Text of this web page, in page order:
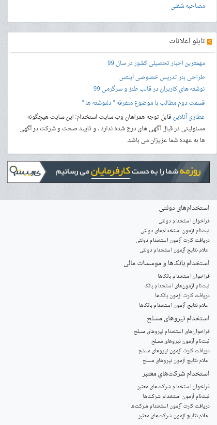
مصاحبه شغلی
» تابلو اعلانات
مهمترین اخبار تحصیلی کشور در سال 99
طراحی بنرتدریس خصوصی آیلتس
نوشته های کاربران در قالب طنز و سرگرمی 99
قسمت دوم مطالب با موضوع متفرقه " دلنوشته ها "
عطاری آنلاینقابل توجه همراهان وب سایت استخدام: این سایت هیچگونه
مسئولیتی در قبال آگهی های درج شده ندارد ، و تایید صحت و شرکت در آگهی
ها به عهده شما عزیزان می باشد.
استخدام‌های دولتی
فراخوان استخدام دولتی
ثبت‌نام آزمون‌ استخدام‌های دولتی
دریافت کارت آزمون استخدام دولتی
اعلام نتایج آزمون استخدام دولتی
استخدام‌ بانک‌ها و موسسات مالی
فراخوان استخدام بانک‌ها
‌ثبت‌نام آزمون‌های استخدام بانک
دریافت کارت آزمون بانک‌ها
اعلام نتایج آزمون استخدام بانک‌ها
استخدام‌ نیروهای مسلح
‌فراخوان‌های استخدام‌ نیروهای مسلح
ثبت‌نام آزمون نیروهای مسلح
دریافت کارت آزمون نیروهای مسلح
اعلام نتایج آزمون نیروهای مسلح
استخدام‌ شرکت‌های معتبر
فراخوان استخدام شرکت‌های معتبر
ثبت‌نام آزمون استخدام شرکت‌ها
دریافت کارت آزمون استخدام شرکت‌ها
اعلام نتایج آزمون شرکت‌های معتبر